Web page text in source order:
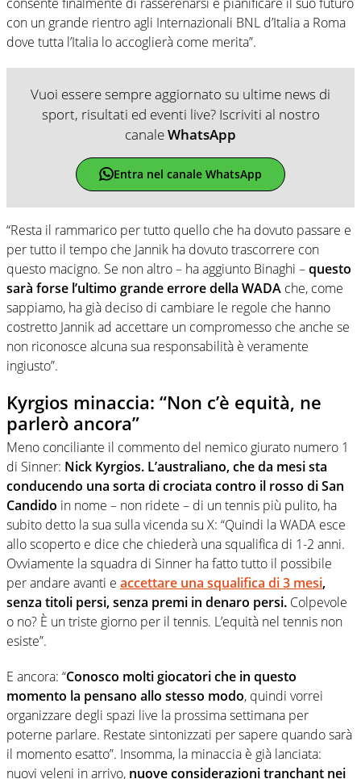
con un grande rientro agli Internazionali BNL d’Italia a Roma
dove tutta l’Italia lo accoglierà come merita”.
Vuoi essere sempre aggiornato su ultime news di
sport, risultati ed eventi live? Iscriviti al nostro
canaleWhatsApp
Entra nel canale WhatsApp
“Resta il rammarico per tutto quello che ha dovuto passare e
per tutto il tempo che Jannik ha dovuto trascorrere con
questo macigno. Se non altro – ha aggiunto Binaghi –questo
sarà forse l’ultimo grande errore della WADA che, come
sappiamo, ha già deciso di cambiare le regole che hanno
costretto Jannik ad accettare un compromesso che anche se
non riconosce alcuna sua responsabilità è veramente
ingiusto”.
Kyrgios minaccia: “Non c’è equità, ne
parlerò ancora”
Meno conciliante il commento del nemico giurato numero 1
di Sinner: Nick Kyrgios. L’australiano, che da mesi sta
conducendo una sorta di crociata contro il rosso di San
Candido in nome – non ridete – di un tennis più pulito, ha
subito detto la sua sulla vicenda su X: “Quindi la WADA esce
allo scoperto e dice che chiederà una squalifica di 1-2 anni.
Ovviamente la squadra di Sinner ha fatto tutto il possibile
per andare avanti e accettare una squalifica di 3 mesi,
senza titoli persi, senza premi in denaro persi. Colpevole
o no? È un triste giorno per il tennis. L’equità nel tennis non
esiste”.
E ancora: “Conosco molti giocatori che in questo
momento la pensano allo stesso modo, quindi vorrei
organizzare degli spazi live la prossima settimana per
poterne parlare. Restate sintonizzati per sapere quando sarà
il momento esatto”. Insomma, la minaccia è già lanciata:
nuovi veleni in arrivo, nuove considerazioni tranchant nei